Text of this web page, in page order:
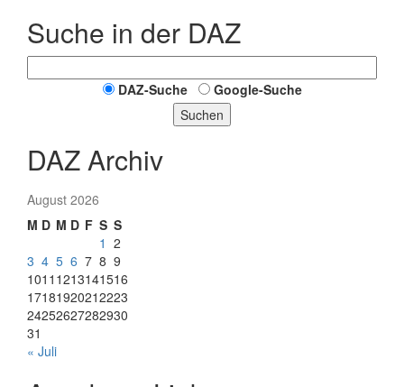
Suche in der DAZ
DAZ-Suche
Google-Suche
Suchen
DAZ Archiv
August 2026
M D M D F S S
1 2
3 4 5 6 7 8 9
1011 1213141516
17181920212223
24252627282930
31
« Juli